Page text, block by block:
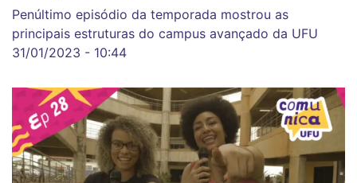
Penúltimo episódio da temporada mostrou as
principais estruturas do campus avançado da UFU
31/01/2023 - 10:44